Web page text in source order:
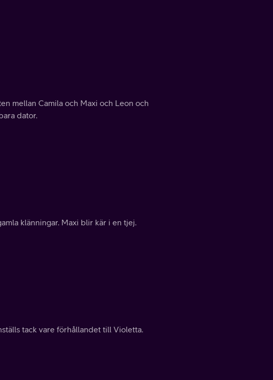
mellan Camila och Maxi och Leon och
dator.
klänningar. Maxi blir kär i en tjej.
tack vare förhållandet till Violetta.